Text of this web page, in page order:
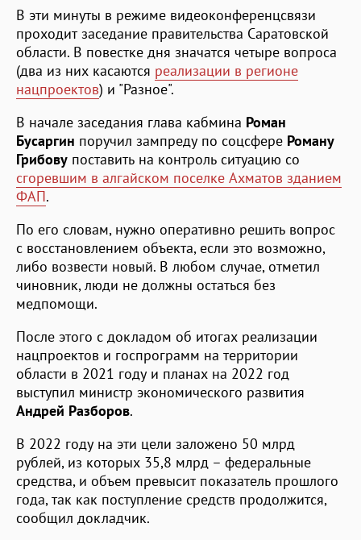
В эти минуты в режиме видеоконференцсвязи
проходит заседание правительства Саратовской
области. В повестке дня значатся четыре вопроса
(два из них касаются реализации в регионе
нацпроектов) и "Разное".
В начале заседания глава кабмина Роман
Бусаргин поручил зампреду по соцсфере Роману
Грибову поставить на контроль ситуацию со
сгоревшим в алгайском поселке Ахматов зданием
ФАП.
По его словам, нужно оперативно решить вопрос
с восстановлением объекта, если это возможно,
либо возвести новый. В любом случае, отметил
чиновник, люди не должны остаться без
медпомощи.
После этого с докладом об итогах реализации
нацпроектов и госпрограмм на территории
области в 2021 году и планах на 2022 год
выступил министр экономического развития
Андрей Разборов.
В 2022 году на эти цели заложено 50 млрд
рублей, из которых 35,8 млрд – федеральные
средства, и объем превысит показатель прошлого
года, так как поступление средств продолжится,
сообщил докладчик.